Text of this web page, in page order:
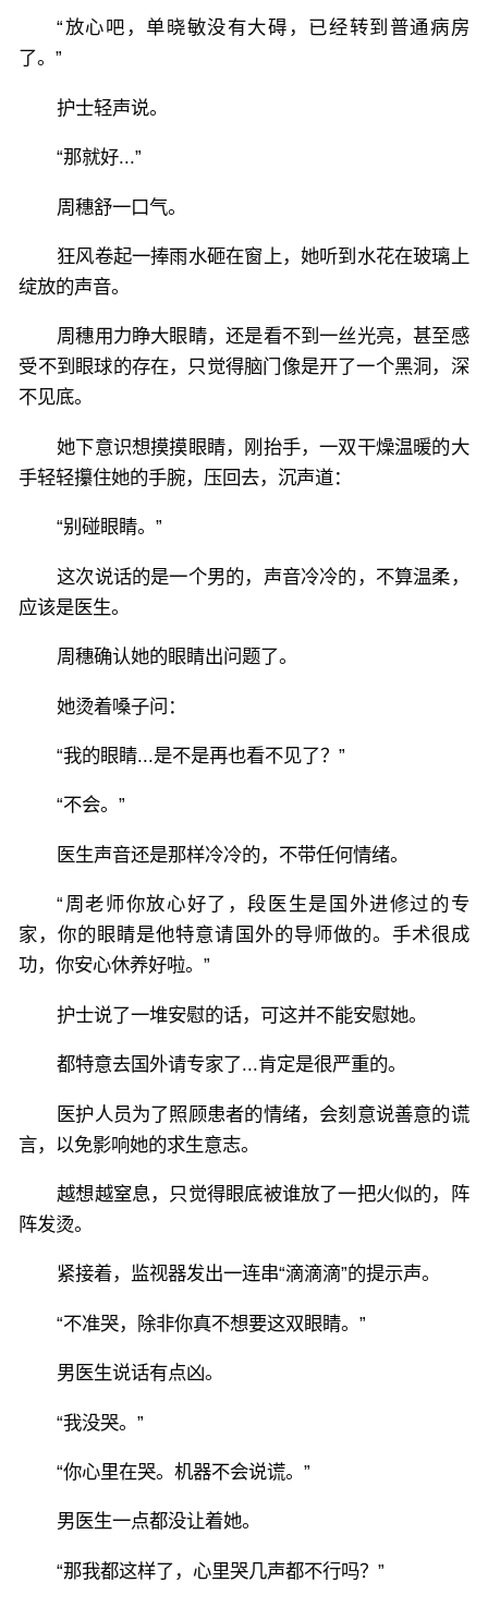
“放心吧，单晓敏没有大碍，已经转到普通病房
了。”
护士轻声说。
“那就好...”
周穗舒一口气。
狂风卷起一捧雨水砸在窗上，她听到水花在玻璃上
绽放的声音。
周穗用力睁大眼睛，还是看不到一丝光亮，甚至感
受不到眼球的存在，只觉得脑门像是开了一个黑洞，深
不见底。
她下意识想摸摸眼睛，刚抬手，一双干燥温暖的大
手轻轻攥住她的手腕，压回去，沉声道：
“别碰眼睛。”
这次说话的是一个男的，声音冷冷的，不算温柔，
应该是医生。
周穗确认她的眼睛出问题了。
她烫着嗓子问：
“我的眼睛...是不是再也看不见了？”
“不会。”
医生声音还是那样冷冷的，不带任何情绪。
“周老师你放心好了，段医生是国外进修过的专
家，你的眼睛是他特意请国外的导师做的。手术很成
功，你安心休养好啦。”
护士说了一堆安慰的话，可这并不能安慰她。
都特意去国外请专家了...肯定是很严重的。
医护人员为了照顾患者的情绪，会刻意说善意的谎
言，以免影响她的求生意志。
越想越窒息，只觉得眼底被谁放了一把火似的，阵
阵发烫。
紧接着，监视器发出一连串“滴滴滴”的提示声。
“不准哭，除非你真不想要这双眼睛。”
男医生说话有点凶。
“我没哭。”
“你心里在哭。机器不会说谎。”
男医生一点都没让着她。
“那我都这样了，心里哭几声都不行吗？”